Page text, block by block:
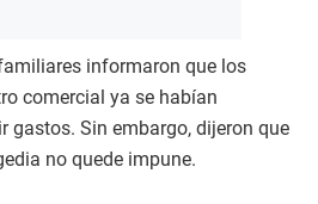
informaron que los
comercial ya se habían
gastos. Sin embargo, dijeron que
no quede impune.